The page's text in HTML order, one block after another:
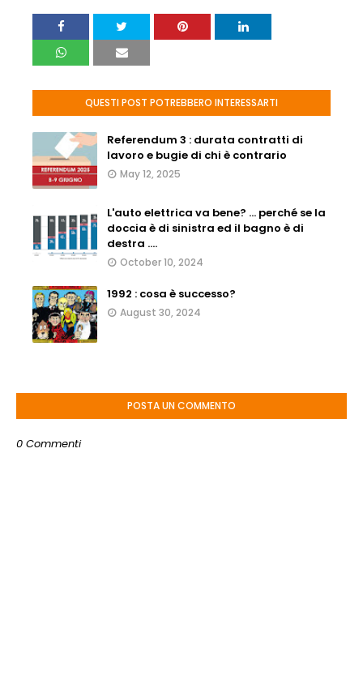
QUESTI POST POTREBBERO INTERESSARTI
Referendum 3 : durata contratti di
lavoro e bugie di chi è contrario
May 12, 2025
L'auto elettrica va bene? ... perché se la
doccia è di sinistra ed il bagno è di
destra ....
October 10, 2024
1992 : cosa è successo?
August 30, 2024
POSTA UN COMMENTO
0 Commenti